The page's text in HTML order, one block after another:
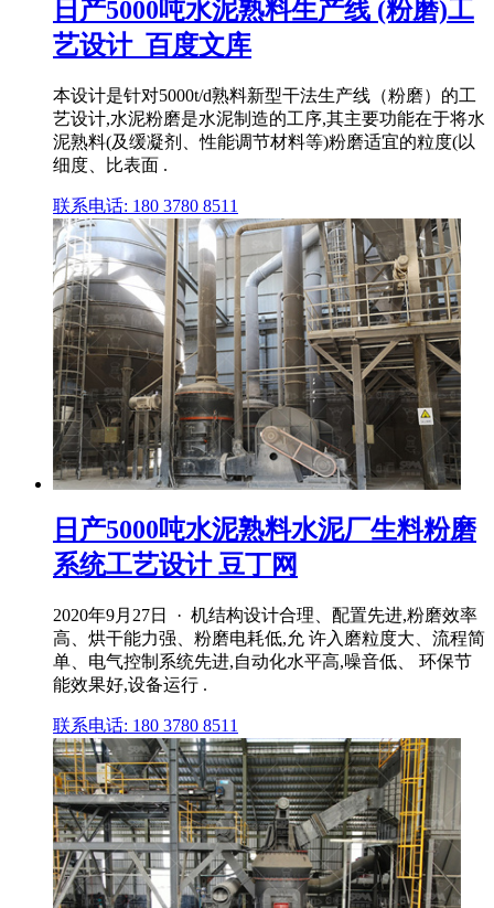
日产5000吨水泥熟料生产线 (粉磨)工
艺设计_百度文库
本设计是针对5000t/d熟料新型干法生产线（粉磨）的工
艺设计,水泥粉磨是水泥制造的工序,其主要功能在于将水
泥熟料(及缓凝剂、性能调节材料等)粉磨适宜的粒度(以
细度、比表面 .
联系电话: 180 3780 8511
日产5000吨水泥熟料水泥厂生料粉磨
系统工艺设计 豆丁网
2020年9月27日 · 机结构设计合理、配置先进,粉磨效率
高、烘干能力强、粉磨电耗低,允 许入磨粒度大、流程简
单、电气控制系统先进,自动化水平高,噪音低、 环保节
能效果好,设备运行 .
联系电话: 180 3780 8511